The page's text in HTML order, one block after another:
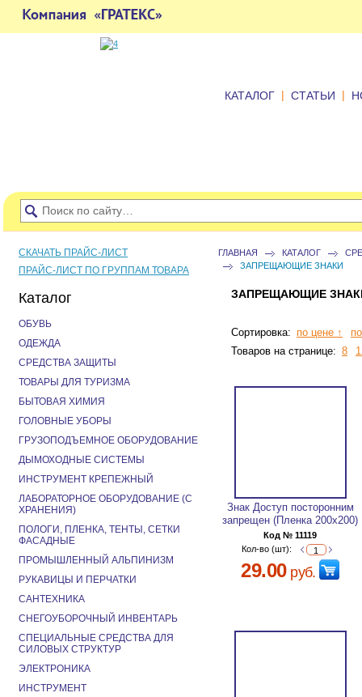
КАТАЛОГ | СТАТЬИ |
ГЛАВНАЯ КАТАЛОГ
ЗАПРЕЩАЮЩИЕ ЗНАКИ
ЗАПРЕЩАЮЩИЕ
Сортировка: по цене ↑
Товаров на странице: 8
Знак Доступ посторонним
запрещен (Пленка 200х200)
Код № 11119
Кол-во (шт):
29.00руб.
СКАЧАТЬ ПРАЙС-ЛИСТ
ПРАЙС-ЛИСТ ПО ГРУППАМ ТОВАРА
Каталог
ОБУВЬ
ОДЕЖДА
СРЕДСТВА ЗАЩИТЫ
ТОВАРЫ ДЛЯ ТУРИЗМА
БЫТОВАЯ ХИМИЯ
ГОЛОВНЫЕ УБОРЫ
ГРУЗОПОДЪЕМНОЕ ОБОРУДОВАНИЕ
ДЫМОХОДНЫЕ СИСТЕМЫ
ИНСТРУМЕНТ КРЕПЕЖНЫЙ
ЛАБОРАТОРНОЕ ОБОРУДОВАНИЕ (С
ХРАНЕНИЯ)
ПОЛОГИ, ПЛЕНКА, ТЕНТЫ, СЕТКИ
ФАСАДНЫЕ
ПРОМЫШЛЕННЫЙ АЛЬПИНИЗМ
РУКАВИЦЫ И ПЕРЧАТКИ
САНТЕХНИКА
СНЕГОУБОРОЧНЫЙ ИНВЕНТАРЬ
СПЕЦИАЛЬНЫЕ СРЕДСТВА ДЛЯ
СИЛОВЫХ СТРУКТУР
ЭЛЕКТРОНИКА
ИНСТРУМЕНТ